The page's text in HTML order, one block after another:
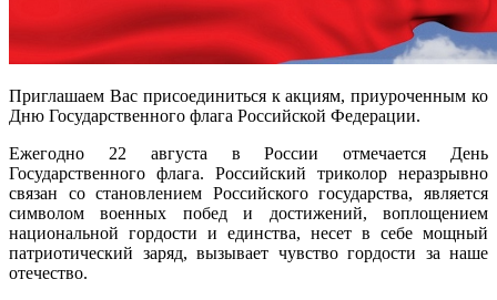
Приглашаем Вас присоединиться к акциям, приуроченным ко
Дню Государственного флага Российской Федерации.
Ежегодно 22 августа в России отмечается День
Государственного флага. Российский триколор неразрывно
связан со становлением Российского государства, является
символом военных побед и достижений, воплощением
национальной гордости и единства, несет в себе мощный
патриотический заряд, вызывает чувство гордости за наше
отечество.